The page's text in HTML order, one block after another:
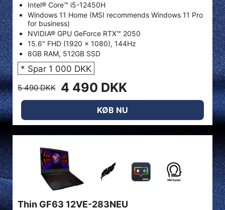
Intel® Core™ i5-12450H
Windows 11 Home (MSI recommends Windows 11 Pro
for business)
NVIDIA® GPU GeForce RTX™ 2050
15.6" FHD (1920 x 1080), 144Hz
8GB RAM, 512GB SSD
* Spar 1 000 DKK
5 490 DKK 4 490 DKK
KØB NU
Thin GF63 12VE-283NEU